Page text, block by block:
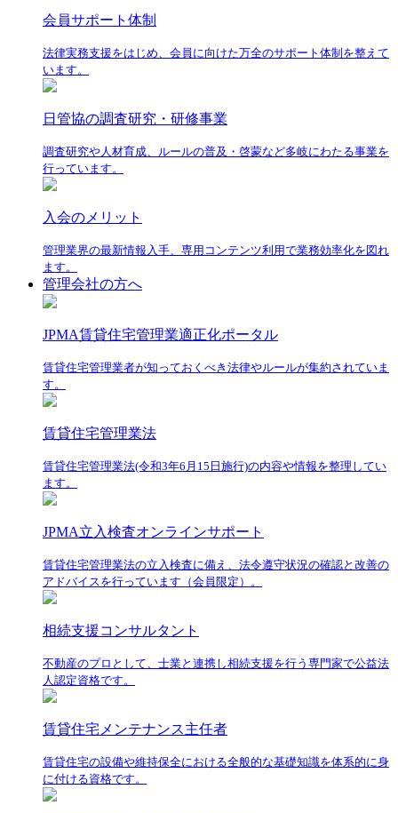
会員サポート体制
法律実務支援をはじめ、会員に向けた万全のサポート体制を整えて
います。
日管協の調査研究・研修事業
調査研究や人材育成、ルールの普及・啓蒙など多岐にわたる事業を
行っています。
入会のメリット
管理業界の最新情報入手、専用コンテンツ利用で業務効率化を図れ
ます。
管理会社の方へ
JPMA賃貸住宅管理業適正化ポータル
賃貸住宅管理業者が知っておくべき法律やルールが集約されていま
す。
賃貸住宅管理業法
賃貸住宅管理業法(令和3年6月15日施行)の内容や情報を整理してい
ます。
JPMA立入検査オンラインサポート
賃貸住宅管理業法の立入検査に備え、法令遵守状況の確認と改善の
アドバイスを行っています（会員限定）。
相続支援コンサルタント
不動産のプロとして、士業と連携し相続支援を行う専門家で公益法
人認定資格です。
賃貸住宅メンテナンス主任者
賃貸住宅の設備や維持保全における全般的な基礎知識を体系的に身
に付ける資格です。